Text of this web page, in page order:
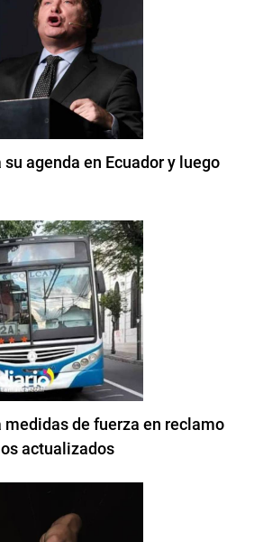
agenda en Ecuador y luego
medidas de fuerza en reclamo
actualizados